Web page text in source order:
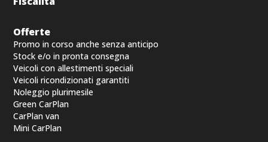
Offerte
Promo in corso anche senza anticipo
Stock e/o in pronta consegna
Veicoli con allestimenti speciali
Veicoli ricondizionati garantiti
Noleggio plurimesile
Green CarPlan
CarPlan van
Mini CarPlan